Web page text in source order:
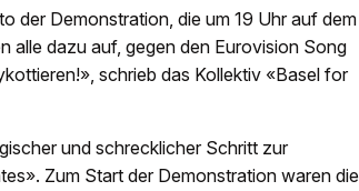
der Demonstration, die um 19 Uhr auf dem
alle dazu auf, gegen den Eurovision Song
schrieb das Kollektiv «Basel for
und schrecklicher Schritt zur
Zum Start der Demonstration waren die